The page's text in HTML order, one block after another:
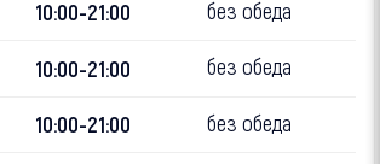
10:00-21:00 без обеда
10:00-21:00 без обеда
10:00-21:00 без обеда